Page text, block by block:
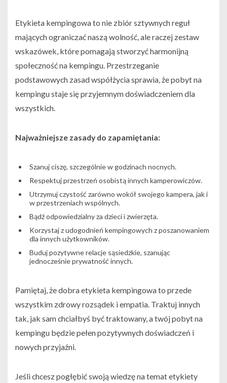
Etykieta kempingowa to nie zbiór sztywnych reguł
mających ograniczać naszą wolność, ale raczej zestaw
wskazówek, które pomagają stworzyć harmonijną
społeczność na kempingu. Przestrzeganie
podstawowych zasad współżycia sprawia, że pobyt na
kempingu staje się przyjemnym doświadczeniem dla
wszystkich.
Najważniejsze zasady do zapamiętania:
Szanuj ciszę, szczególnie w godzinach nocnych.
Respektuj przestrzeń osobistą innych kamperowiczów.
Utrzymuj czystość zarówno wokół swojego kampera, jak i
w przestrzeniach wspólnych.
Bądź odpowiedzialny za dzieci i zwierzęta.
Korzystaj z udogodnień kempingowych z poszanowaniem
dla innych użytkowników.
Buduj pozytywne relacje sąsiedzkie, szanując
jednocześnie prywatność innych.
Pamiętaj, że dobra etykieta kempingowa to przede
wszystkim zdrowy rozsądek i empatia. Traktuj innych
tak, jak sam chciałbyś być traktowany, a twój pobyt na
kempingu będzie pełen pozytywnych doświadczeń i
nowych przyjaźni.
Jeśli chcesz pogłębić swoją wiedzę na temat etykiety